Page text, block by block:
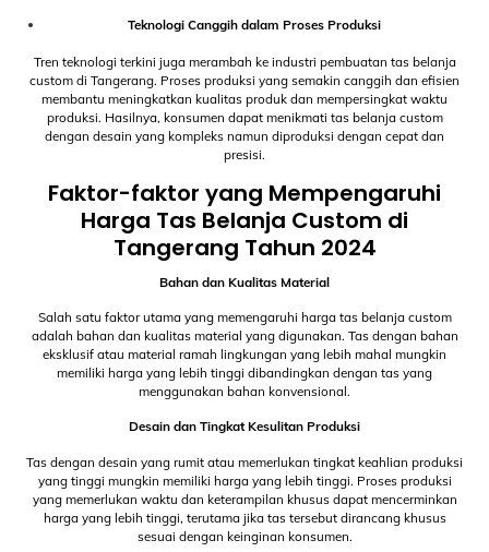
Teknologi Canggih dalam Proses Produksi
Tren teknologi terkini juga merambah ke industri pembuatan tas belanja
custom di Tangerang. Proses produksi yang semakin canggih dan efisien
membantu meningkatkan kualitas produk dan mempersingkat waktu
produksi. Hasilnya, konsumen dapat menikmati tas belanja custom
dengan desain yang kompleks namun diproduksi dengan cepat dan
presisi.
Faktor-faktor yang Mempengaruhi
Harga Tas Belanja Custom di
Tangerang Tahun 2024
Bahan dan Kualitas Material
Salah satu faktor utama yang memengaruhi harga tas belanja custom
adalah bahan dan kualitas material yang digunakan. Tas dengan bahan
eksklusif atau material ramah lingkungan yang lebih mahal mungkin
memiliki harga yang lebih tinggi dibandingkan dengan tas yang
menggunakan bahan konvensional.
Desain dan Tingkat Kesulitan Produksi
Tas dengan desain yang rumit atau memerlukan tingkat keahlian produksi
yang tinggi mungkin memiliki harga yang lebih tinggi. Proses produksi
yang memerlukan waktu dan keterampilan khusus dapat mencerminkan
harga yang lebih tinggi, terutama jika tas tersebut dirancang khusus
sesuai dengan keinginan konsumen.